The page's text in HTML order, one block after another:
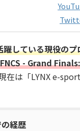
している現役のプ
FNCS - Grand
在は「LYNX e-
経歴